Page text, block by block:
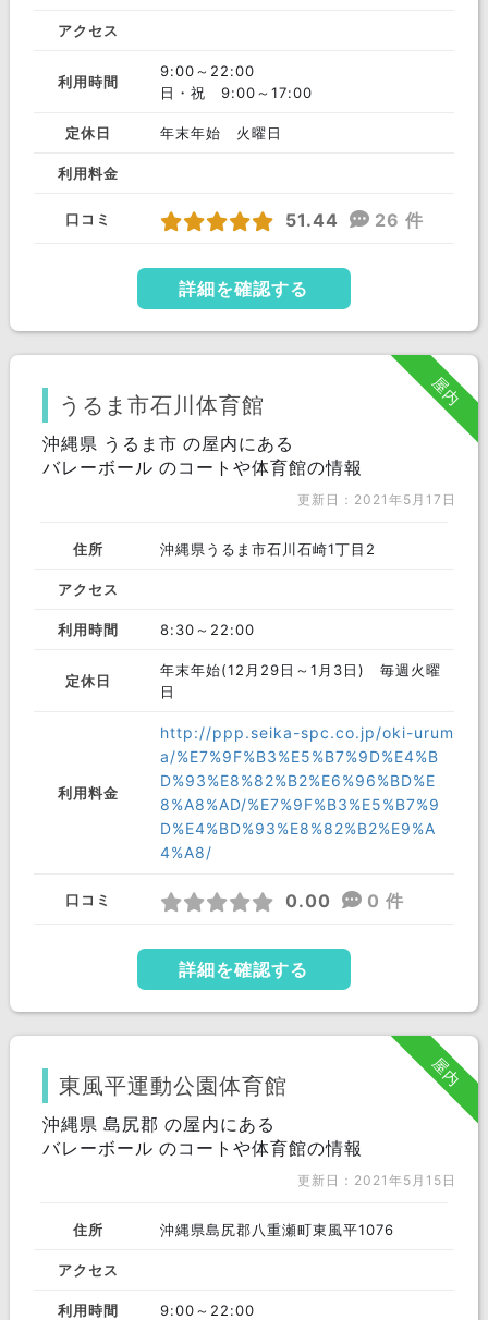
アクセス
利用時間
9:00～22:00
日・祝 9:00～17:00
定休日 年末年始 火曜日
利用料金
口コミ 51.44 26 件
詳細を確認する
屋内
うるま市石川体育館
沖縄県 うるま市 の屋内にある
バレーボール のコートや体育館の情報
更新日：2021年5月17日
住所 沖縄県うるま市石川石崎1丁目2
アクセス
利用時間 8:30～22:00
定休日
年末年始(12月29日～1月3日) 毎週火曜
日
利用料金
http://ppp.seika-spc.co.jp/oki-urum
a/%E7%9F%B3%E5%B7%9D%E4%B
D%93%E8%82%B2%E6%96%BD%E
8%A8%AD/%E7%9F%B3%E5%B7%9
D%E4%BD%93%E8%82%B2%E9%A
4%A8/
口コミ 0.00 0 件
詳細を確認する
屋内
東風平運動公園体育館
沖縄県 島尻郡 の屋内にある
バレーボール のコートや体育館の情報
更新日：2021年5月15日
住所 沖縄県島尻郡八重瀬町東風平1076
アクセス
利用時間 9:00～22:00